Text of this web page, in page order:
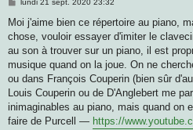
s
a
g
lundi 21 sept. 2020 23:32
Moi j'aime bien ce répertoire au piano,
chose, vouloir essayer d'imiter le
au son à trouver sur un piano, il est
musique quand on la joue. On ne
ou dans François Couperin (bien sûr
Louis Couperin ou de D'Anglebert me
inimaginables au piano, mais quand on
faire de Purcell — https://